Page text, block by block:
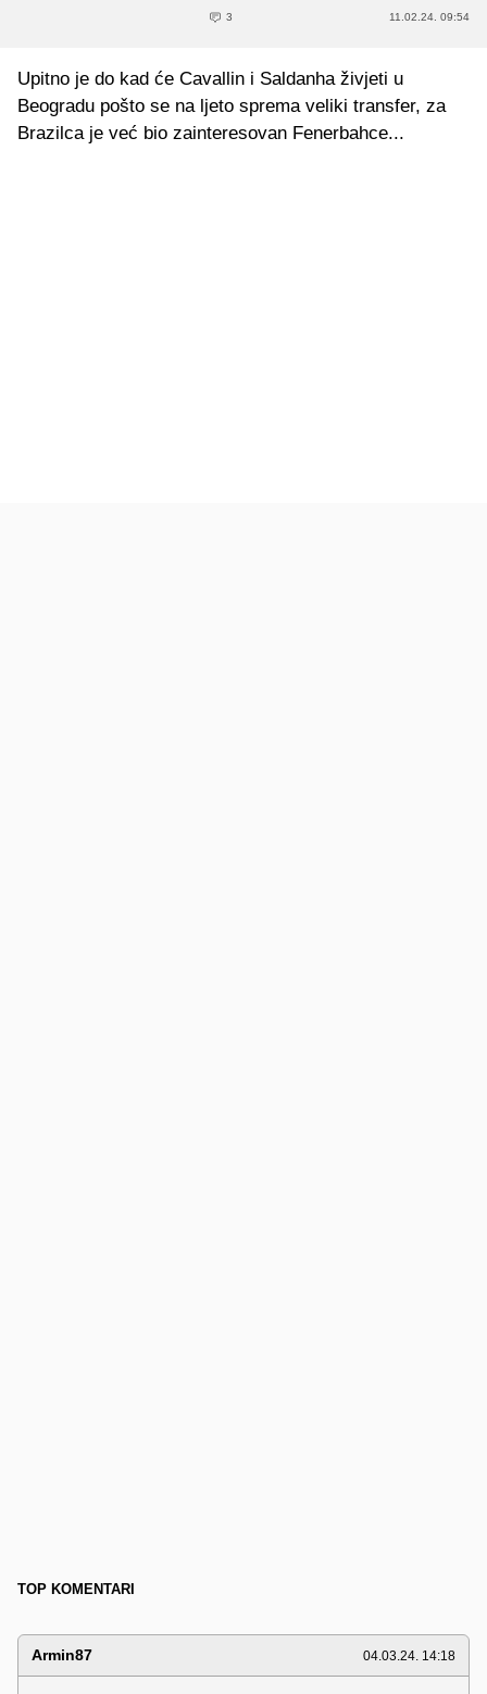
3 11.02.24. 09:54
Upitno je do kad će Cavallin i Saldanha živjeti u
Beogradu pošto se na ljeto sprema veliki transfer, za
Brazilca je već bio zainteresovan Fenerbahce...
TOP KOMENTARI
Armin87 04.03.24. 14:18